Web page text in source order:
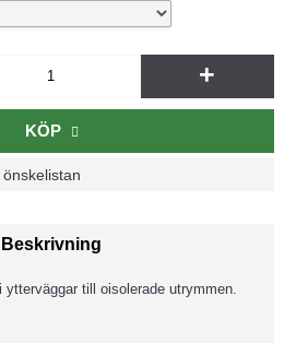
+
KÖP
Beskrivning
till oisolerade utrymmen.